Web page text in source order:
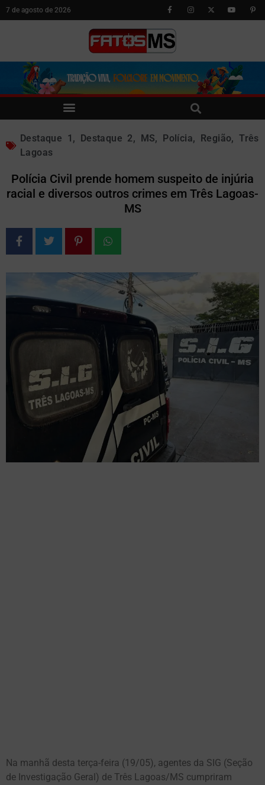
7 de agosto de 2026
Destaque 1 , Destaque 2, MS, Polícia, Região,Três
Lagoas
Polícia Civil prende homem suspeito de injúria
racial e diversos outros crimes em Três Lagoas-
MS
Na manhã desta terça-feira (19/05), agentes da SIG (Seção
de Investigação Geral) de Três Lagoas/MS cumpriram